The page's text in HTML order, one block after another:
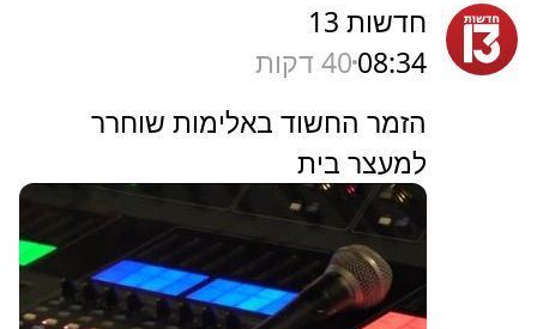
חדשות 13
08:3440 דקות
הזמר החשוד באלימות שוחרר
למעצר בית